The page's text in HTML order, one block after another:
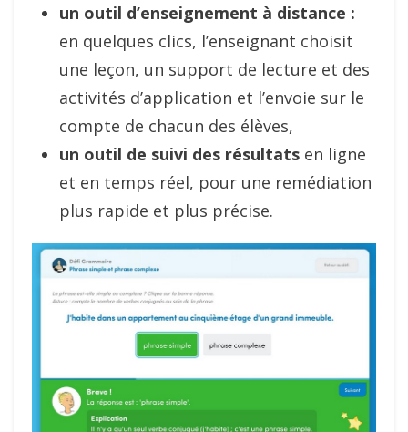
un outil d’enseignement à distance :
en quelques clics, l’enseignant choisit
une leçon, un support de lecture et des
activités d’application et l’envoie sur le
compte de chacun des élèves,
un outil de suivi des résultats en ligne
et en temps réel, pour une remédiation
plus rapide et plus précise.